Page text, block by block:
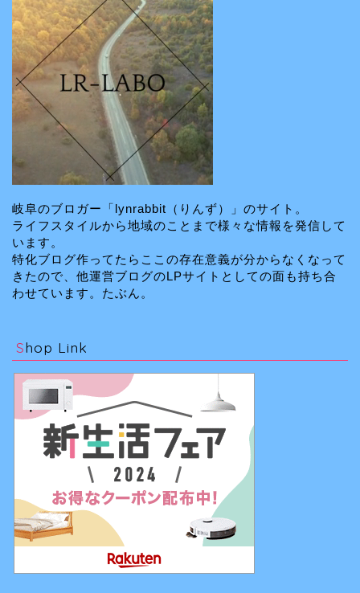
岐阜のブロガー「lynrabbit（りんず）」のサイト。
ライフスタイルから地域のことまで様々な情報を発信して
います。
特化ブログ作ってたらここの存在意義が分からなくなって
きたので、他運営ブログのLPサイトとしての面も持ち合
わせています。たぶん。
Shop Link